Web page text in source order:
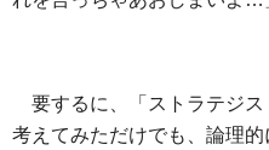
要するに、「ストラテジ
考えてみただけでも、論理